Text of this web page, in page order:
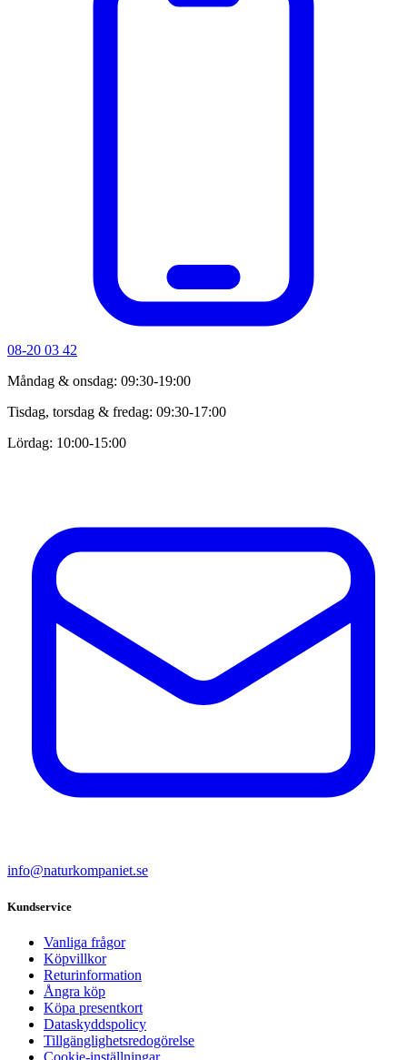
08-20 03 42
Måndag & onsdag: 09:30-19:00
Tisdag, torsdag & fredag: 09:30-17:00
Lördag: 10:00-15:00
info@naturkompaniet.se
Kundservice
Vanliga frågor
Köpvillkor
Returinformation
Ångra köp
Köpa presentkort
Dataskyddspolicy
Tillgänglighetsredogörelse
Cookie-inställningar